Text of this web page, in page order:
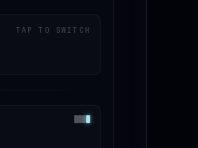
TAP TO SWITCH